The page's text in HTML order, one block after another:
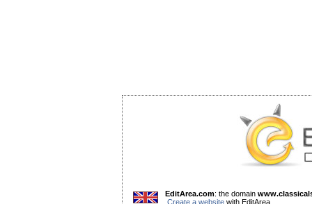
EditArea.com: the domain
Create a website with EditArea.